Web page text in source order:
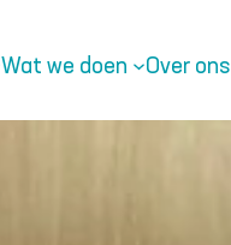
Wat we doen Over ons